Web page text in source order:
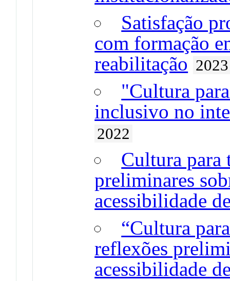
Satisfação
com formação
reabilitação 2023
"Cultura
inclusivo no
2022
Cultura para
preliminares
acessibilidade
“Cultura
reflexões
acessibilidade